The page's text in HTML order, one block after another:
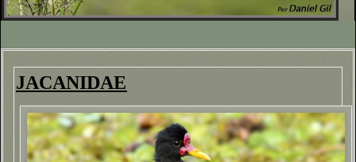
JACANIDAE